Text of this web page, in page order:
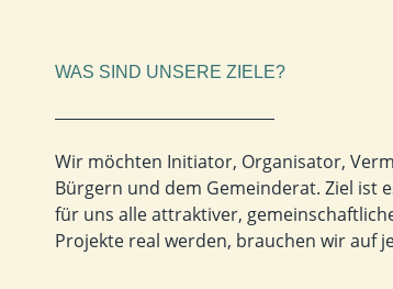
WAS SIND UNSERE ZIELE?
Wir möchten Initiator, Organisator,
Bürgern und dem Gemeinderat. Ziel ist
für uns alle attraktiver,
Projekte real werden, brauchen wir auf